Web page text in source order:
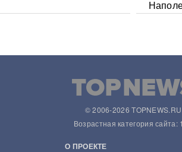
© 2006-2026 TOPNEWS.RU
Возрастная категория сайта:
О ПРОЕКТЕ